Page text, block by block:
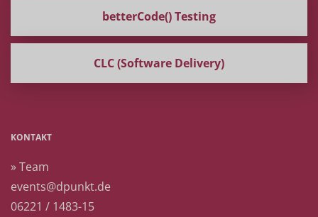
betterCode() Testing
CLC (Software Delivery)
KONTAKT
» Team
events@dpunkt.de
06221 / 1483-15